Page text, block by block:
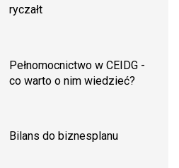
ryczałt
Pełnomocnictwo w CEIDG -
co warto o nim wiedzieć?
Bilans do biznesplanu